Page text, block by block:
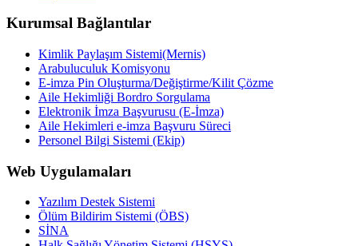
Kurumsal Bağlantılar
Kimlik Paylaşım Sistemi(Mernis)
Arabuluculuk Komisyonu
E-imza Pin Oluşturma/Değiştirme/Kilit Çözme
Aile Hekimliği Bordro Sorgulama
Elektronik İmza Başvurusu (E-İmza)
Aile Hekimleri e-imza Başvuru Süreci
Personel Bilgi Sistemi (Ekip)
Web Uygulamaları
Yazılım Destek Sistemi
Ölüm Bildirim Sistemi (ÖBS)
SİNA